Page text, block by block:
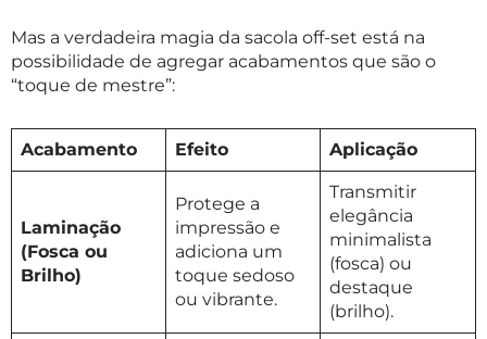
Mas a verdadeira magia da sacola off-set está na
possibilidade de agregar acabamentos que são o
“toque de mestre”:
Acabamento Efeito Aplicação
Laminação
(Fosca ou
Brilho)
Protege a
impressão e
adiciona um
toque sedoso
ou vibrante.
Transmitir
elegância
minimalista
(fosca) ou
destaque
(brilho).